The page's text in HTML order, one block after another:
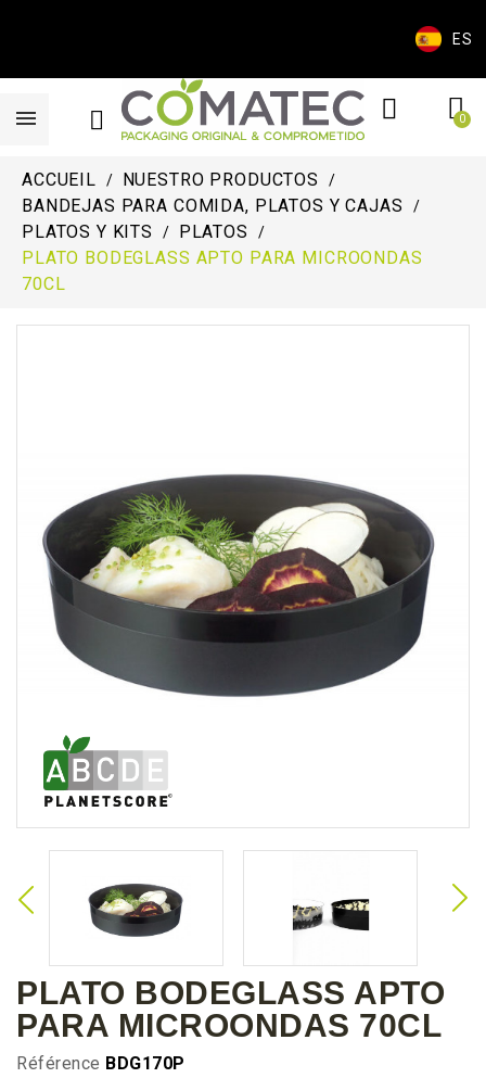
ES
ACCUEIL
NUESTRO PRODUCTOS
BANDEJAS PARA COMIDA, PLATOS Y CAJAS
PLATOS Y KITS
PLATOS
PLATO BODEGLASS APTO PARA MICROONDAS
70CL
PLATO BODEGLASS APTO
PARA MICROONDAS 70CL
Référence BDG170P